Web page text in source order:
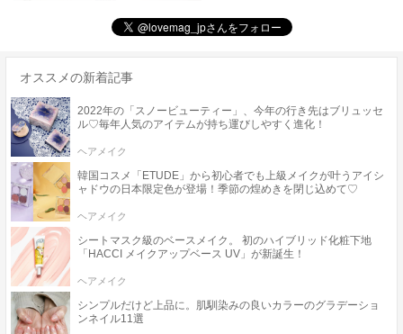
オススメの新着記事
2022年の「スノービューティー」、今年の行き先はブリュッセ
ル♡毎年人気のアイテムが持ち運びしやすく進化！
ヘアメイク
韓国コスメ「ETUDE」から初心者でも上級メイクが叶うアイシ
ャドウの日本限定色が登場！季節の煌めきを閉じ込めて♡
ヘアメイク
シートマスク級のベースメイク。 初のハイブリッド化粧下地
「HACCI メイクアップベース UV」が新誕生！
ヘアメイク
シンプルだけど上品に。肌馴染みの良いカラーのグラデーショ
ンネイル11選